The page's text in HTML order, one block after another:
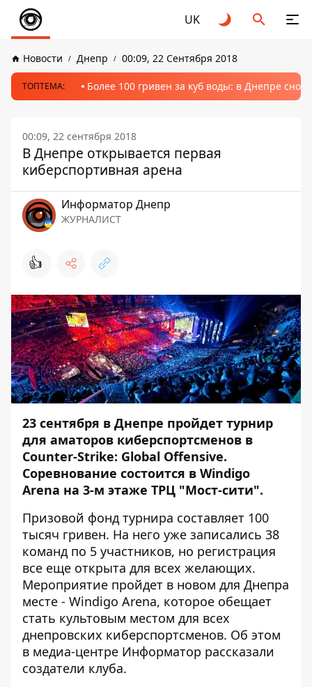
UK
Новости Днепр 00:09, 22 Сентября 2018
ТОПТЕМА: Более 100 гривен за куб воды: в Днепре
00:09, 22 сентября 2018
В Днепре открывается первая
киберспортивная арена
Информатор Днепр
ЖУРНАЛИСТ
👍
23 сентября в Днепре пройдет турнир
для аматоров киберспортсменов в
Counter-Strike: Global Offensive.
Соревнование состоится в Windigo
Arena на 3-м этаже ТРЦ "Мост-сити".
Призовой фонд турнира составляет 100
тысяч гривен. На него уже записались 38
команд по 5 участников, но регистрация
все еще открыта для всех желающих.
Мероприятие пройдет в новом для Днепра
месте - Windigo Arena, которое обещает
стать культовым местом для всех
днепровских киберспортсменов. Об этом
в медиа-центре Информатор рассказали
создатели клуба.